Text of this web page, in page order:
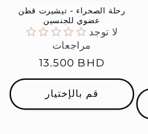
رحلة الصحراء - تيشيرت قطن
عضوي للجنسين
لا توجد
مراجعات
السعر
العادي
13.500 BHD
قم بالإختيار